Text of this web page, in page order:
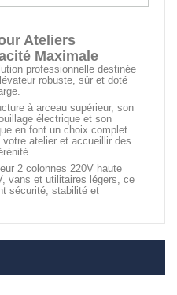
Ateliers
Maximale
professionnelle destinée
robuste, sûr et doté
à arceau supérieur, son
électrique et son
en font un choix complet
atelier et accueillir des
2 colonnes 220V haute
vans et utilitaires légers, ce
sécurité, stabilité et